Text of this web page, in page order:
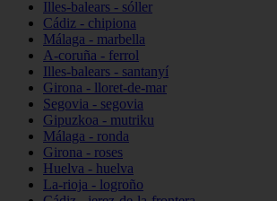
Illes-balears - sóller
Cádiz - chipiona
Málaga - marbella
A-coruña - ferrol
Illes-balears - santanyí
Girona - lloret-de-mar
Segovia - segovia
Gipuzkoa - mutriku
Málaga - ronda
Girona - roses
Huelva - huelva
La-rioja - logroño